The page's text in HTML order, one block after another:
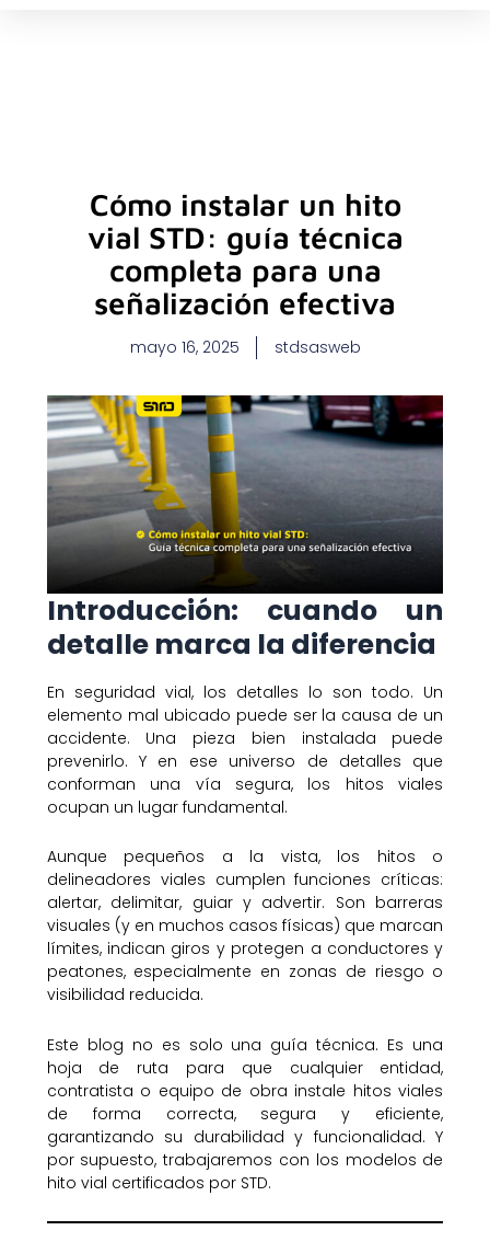
Cómo instalar un hito
vial STD: guía técnica
completa para una
señalización efectiva
mayo 16, 2025 stdsasweb
Introducción: cuando un
detalle marca la diferencia
En seguridad vial, los detalles lo son todo. Un
elemento mal ubicado puede ser la causa de un
accidente. Una pieza bien instalada puede
prevenirlo. Y en ese universo de detalles que
conforman una vía segura, los hitos viales
ocupan un lugar fundamental.
Aunque pequeños a la vista, los hitos o
delineadores viales cumplen funciones críticas:
alertar, delimitar, guiar y advertir. Son barreras
visuales (y en muchos casos físicas) que marcan
límites, indican giros y protegen a conductores y
peatones, especialmente en zonas de riesgo o
visibilidad reducida.
Este blog no es solo una guía técnica. Es una
hoja de ruta para que cualquier entidad,
contratista o equipo de obra instale hitos viales
de forma correcta, segura y eficiente,
garantizando su durabilidad y funcionalidad. Y
por supuesto, trabajaremos con los modelos de
hito vial certificados por STD.